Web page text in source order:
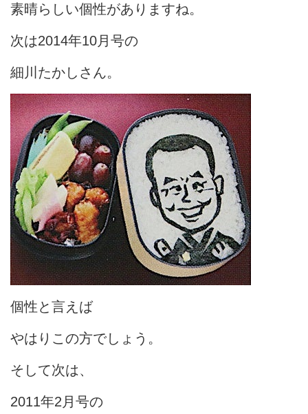
素晴らしい個性がありますね。
次は2014年10月号の
細川たかしさん。
個性と言えば
やはりこの方でしょう。
そして次は、
2011年2月号の